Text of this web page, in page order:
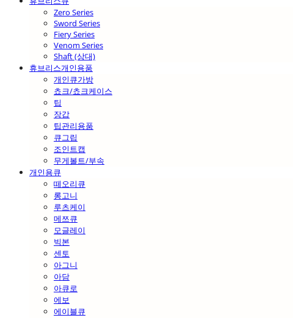
Zero Series
Sword Series
Fiery Series
Venom Series
Shaft (상대)
휴브리스개인용품
개인큐가방
쵸크/쵸크케이스
팁
장갑
팁관리용품
큐그립
조인트캡
무게볼트/부속
개인용큐
떼오리큐
롱고니
루츠케이
메쯔큐
모글레이
빅본
센토
아그니
아담
아큐로
에보
에이블큐